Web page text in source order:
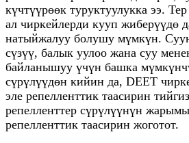
күчтүүрөөк туруктуулукка ээ.
ал чиркейлерди кууп жиберүүдө
натыйжалуу болушу мүмкүн.
сүзүү, балык уулоо жана суу
байланышуу үчүн башка
сүрүлүүдөн кийин да, DEET
эле репелленттик таасирин
репелленттер сүрүлүүнүн
репелленттик таасирин жоготот.